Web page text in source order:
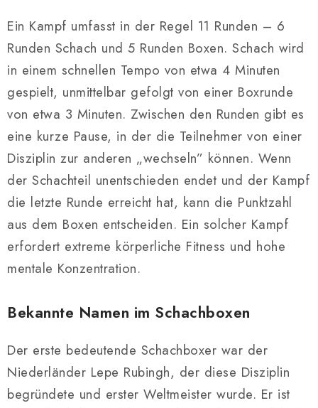
Ein Kampf umfasst in der Regel 11 Runden – 6
Runden Schach und 5 Runden Boxen. Schach wird
in einem schnellen Tempo von etwa 4 Minuten
gespielt, unmittelbar gefolgt von einer Boxrunde
von etwa 3 Minuten. Zwischen den Runden gibt es
eine kurze Pause, in der die Teilnehmer von einer
Disziplin zur anderen „wechseln” können. Wenn
der Schachteil unentschieden endet und der Kampf
die letzte Runde erreicht hat, kann die Punktzahl
aus dem Boxen entscheiden. Ein solcher Kampf
erfordert extreme körperliche Fitness und hohe
mentale Konzentration.
Bekannte Namen im Schachboxen
Der erste bedeutende Schachboxer war der
Niederländer Lepe Rubingh, der diese Disziplin
begründete und erster Weltmeister wurde. Er ist